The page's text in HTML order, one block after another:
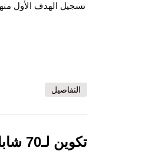
تسجيل الهدف الأول منها
التفاصيل
تكوين لـ70 شابا من سكان الأحياء الهشة بنواكشوط